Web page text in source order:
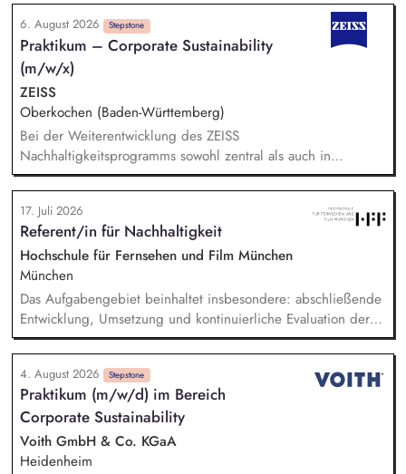
6. August 2026 Stepstone
Praktikum – Corporate Sustainability
(m/w/x)
ZEISS
Oberkochen (Baden-Württemberg)
Bei der Weiterentwicklung des ZEISS
Nachhaltigkeitsprogramms sowohl zentral als auch in
Zusammenarbeit mit den strategischen Geschäftseinheiten
unterstützen Bei der Nachhaltigkeitsberichterstattung
unterstützen, einschließlich der Berücksichtigung gesetzlicher
Anforderungen und unserer Klimastrategie nach anerkannten
Standards (z. B. CSRD, EU-Taxonomie, LKSG, CSDDD, SBTi).
Recherchen und Analysen zu aktuellen Nachhaltigkeitsthemen
anfertigen Datenrecherchen und ggf. Daten-Modellierungen
durchführen Das Sustainability Team bei Unternehmensratings,
insbesondere CDP und EcoVadis, unterstützen
17. Juli 2026
Referent/in für Nachhaltigkeit
Hochschule für Fernsehen und Film München
München
Das Aufgabengebiet beinhaltet insbesondere: abschließende
Entwicklung, Umsetzung und kontinuierliche Evaluation der
HFF-eigenen Nachhaltigkeitsstrategie, Begleitung,
Koordination und Umsetzung konkreter Projekte und
Maßnahmen der Nachhaltigkeitsstrategie, Erstellung und
Koordination der THG-Bilanzierung sowie Entwicklung und
Implementierung von Treibhausgas-Reduktionspfaden.
Außerdem Anpassung und Implementierung eines auf
studentische Produktionen angepassten Green Producing.
4. August 2026 Stepstone
Praktikum (m/w/d) im Bereich
Corporate Sustainability
Voith GmbH & Co. KGaA
Heidenheim